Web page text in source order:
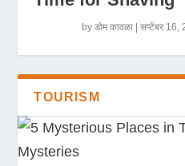
byडोम कावळा |सप्टेंबर 16,
TOURISM